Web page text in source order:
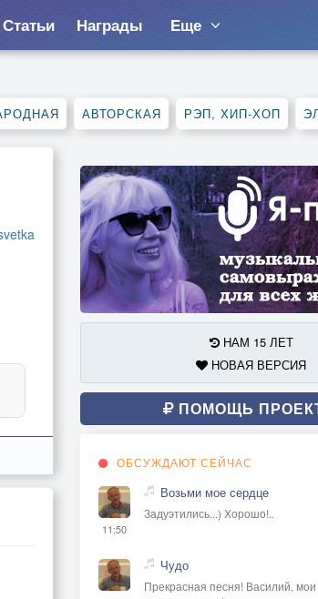
Статьи Награды Еще
АВТОРСКАЯ РЭП, ХИП-ХОП
НАМ 15 ЛЕТ
НОВАЯ ВЕРСИЯ
ПОМОЩЬ
ОБСУЖДАЮТ СЕЙЧАС
11:50
Возьми мое сердце
Задуэтились...) Хорошо!..
Чудо
Прекрасная песня! Василий, мои